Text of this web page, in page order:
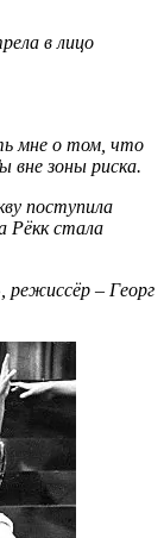
в лицо
мне о том, что
вне зоны риска.
поступила
Рёкк стала
– Георг